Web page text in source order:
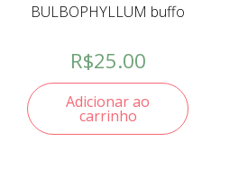
BULBOPHYLLUM buffo
R$25.00
Adicionar ao
carrinho